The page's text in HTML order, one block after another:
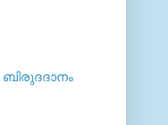
ബിരുദദാനം